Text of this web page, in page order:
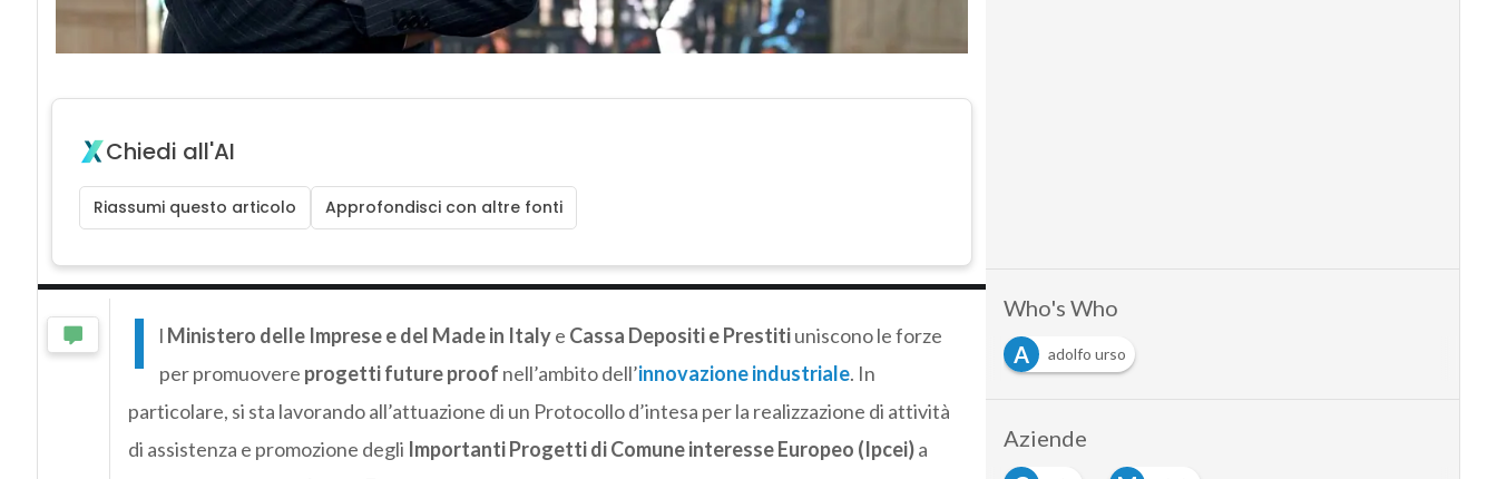
Chiedi all'AI
Riassumi questo articolo Approfondisci con altre fonti
I l Ministero delle Imprese e del Made in Italye Cassa Depositi e Prestitiuniscono le forze
per promuovere progetti future proof nell’ambito dell’innovazione industriale. In
particolare, si sta lavorando all’attuazione di un Protocollo d’intesa per la realizzazione di attività
di assistenza e promozione degli Importanti Progetti di Comune interesse Europeo (Ipcei)a
Who's Who
A
adolfo urso
Aziende